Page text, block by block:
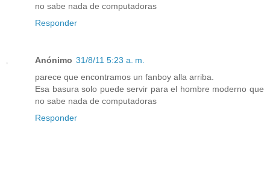
no sabe nada de computadoras
Responder
Anónimo 31/8/11 5:23 a. m.
parece que encontramos un fanboy alla arriba.
Esa basura solo puede servir para el hombre moderno que
no sabe nada de computadoras
Responder